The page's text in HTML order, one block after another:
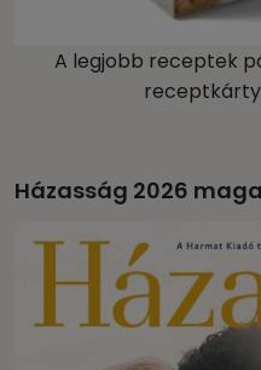
A legjobb receptek
Házasság 2026